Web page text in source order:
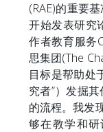
(RAE)的重要
开始发表研究
作者教育服务
思集团(The
目标是帮助处
究者”）发掘
的流程。我发
够在教学和